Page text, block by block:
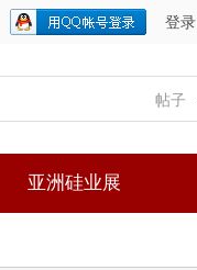
登录
帖子
亚洲硅业展